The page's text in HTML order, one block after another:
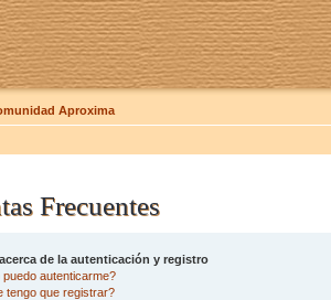
Aproxima
Frecuentes
de la autenticación y registro
puedo autenticarme?
tengo que registrar?